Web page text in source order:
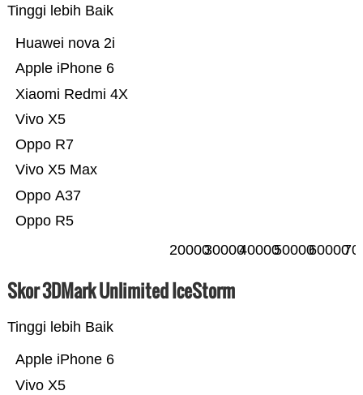
Tinggi lebih Baik
Oppo R5
Oppo A37
Vivo X5 Max
Oppo R7
Vivo X5
Xiaomi Redmi 4X
Apple iPhone 6
Huawei nova 2i
2000030000400005000060000
Skor 3DMark Unlimited IceStorm
Tinggi lebih Baik
Vivo X5
Apple iPhone 6